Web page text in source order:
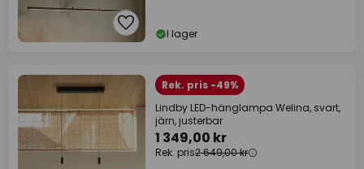
I lager
Rek. pris -49%
Lindby LED-hänglampa Welina, svart,
järn, justerbar
1 349,00 kr
Rek. pris2 649,00 kr